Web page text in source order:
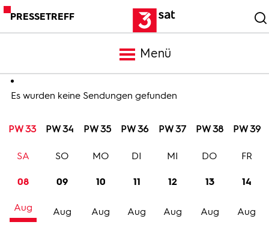
PRESSETREFF
Menü
Meldungen
Programm
Trailer
Es wurden keine Sendungen gefunden
PW 33 PW 34 PW 35 PW 36 PW 37 PW 38 PW 39
08
Aug
SA
09
Aug
SO
10
Aug
MO
11
Aug
DI
12
Aug
MI
13
Aug
DO
14
Aug
FR